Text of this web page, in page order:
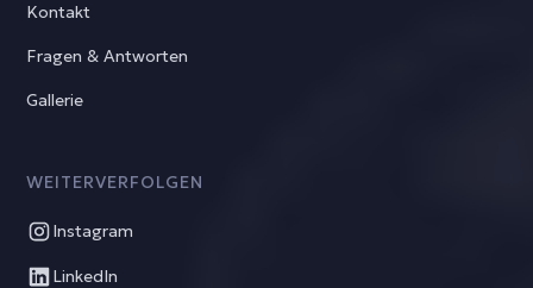
Kontakt
Fragen & Antworten
Gallerie
WEITERVERFOLGEN
Instagram
LinkedIn